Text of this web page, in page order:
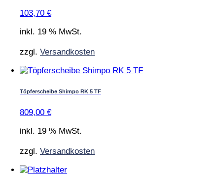
103,70 €
inkl. 19 % MwSt.
zzgl. Versandkosten
Töpferscheibe Shimpo RK 5 TF
809,00 €
inkl. 19 % MwSt.
zzgl. Versandkosten